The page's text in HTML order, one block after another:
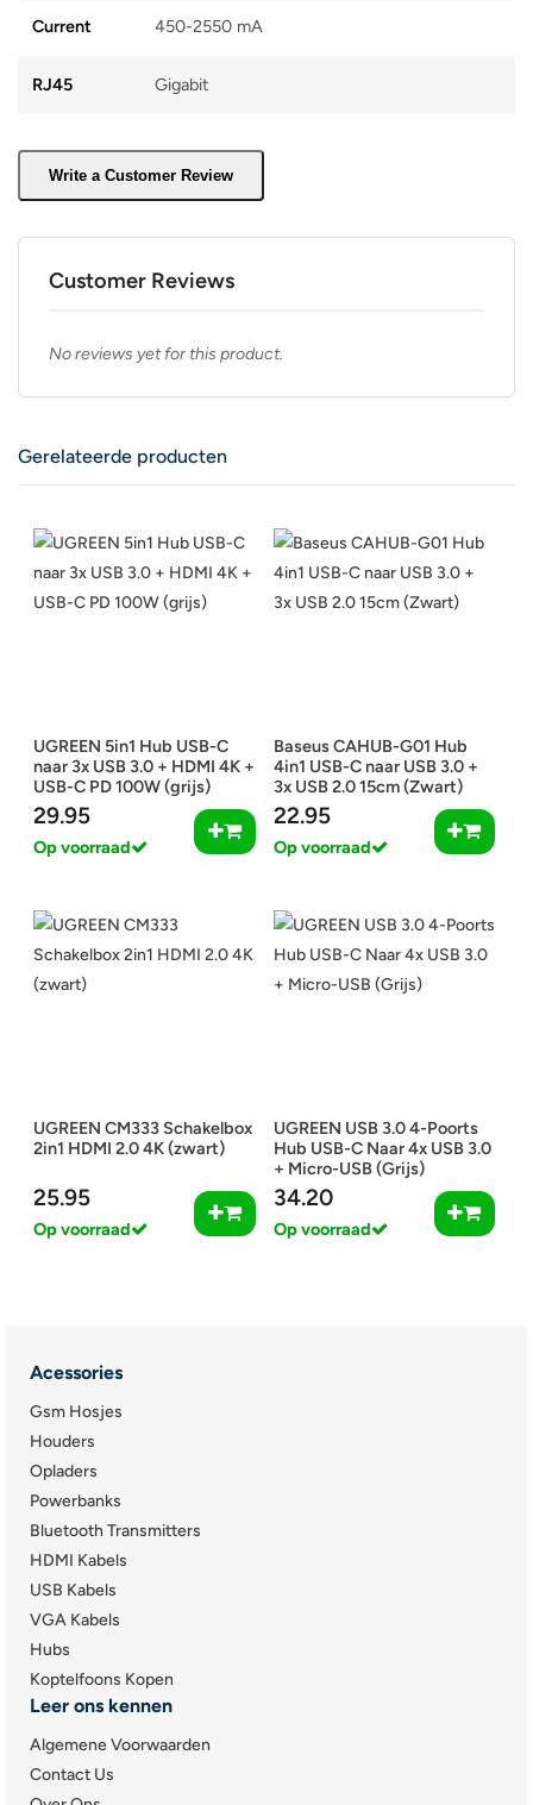
Current 450-2550 mA
RJ45 Gigabit
Write a Customer Review
Customer Reviews
No reviews yet for this product.
Gerelateerde producten
UGREEN 5in1 Hub USB-C
naar 3x USB 3.0 + HDMI 4K +
USB-C PD 100W (grijs)
29.95
Op voorraad
Baseus CAHUB-G01 Hub
4in1 USB-C naar USB 3.0 +
3x USB 2.0 15cm (Zwart)
22.95
Op voorraad
UGREEN CM333 Schakelbox
2in1 HDMI 2.0 4K (zwart)
25.95
Op voorraad
UGREEN USB 3.0 4-Poorts
Hub USB-C Naar 4x USB 3.0
+ Micro-USB (Grijs)
34.20
Op voorraad
Acessories
Gsm Hosjes
Houders
Opladers
Powerbanks
Bluetooth Transmitters
HDMI Kabels
USB Kabels
VGA Kabels
Hubs
Koptelfoons Kopen
Leer ons kennen
Algemene Voorwaarden
Contact Us